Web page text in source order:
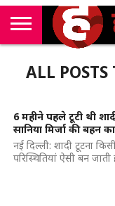
राष्ट्रीय
एम
कॉर्नर
न्यूज़
अलर्ट्स
ALL
6 महीने पहले टूटी थी
सानिया मिर्जा की बहन
नई दिल्ली: शादी टूटना
परिस्थितियां ऐसी बन